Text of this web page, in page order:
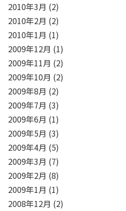
2010年3月 (2)
2010年2月 (2)
2010年1月 (1)
2009年12月 (1)
2009年11月 (2)
2009年10月 (2)
2009年8月 (2)
2009年7月 (3)
2009年6月 (1)
2009年5月 (3)
2009年4月 (5)
2009年3月 (7)
2009年2月 (8)
2009年1月 (1)
2008年12月 (2)